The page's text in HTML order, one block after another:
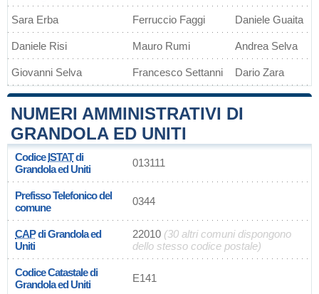
Sara Erba Ferruccio Faggi Daniele Guaita
Daniele Risi Mauro Rumi Andrea Selva
Giovanni Selva Francesco Settanni Dario Zara
NUMERI AMMINISTRATIVI DI
GRANDOLA ED UNITI
CodiceISTATdi
Grandola ed Uniti
013111
Prefisso Telefonico del
comune
0344
CAPdi Grandola ed
Uniti
22010 (30 altri comuni dispongono
dello stesso codice postale)
Codice Catastale di
Grandola ed Uniti
E141